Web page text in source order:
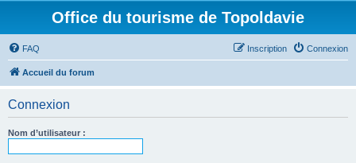
Office du tourisme de Topoldavie
FAQ Connexion
Inscription
Accueil du forum
Connexion
Nom d’utilisateur :